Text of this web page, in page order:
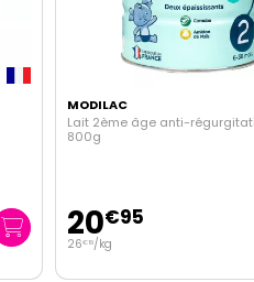
MODILAC
Lait 2ème âge anti-
800g
20€95
26€ 19/kg